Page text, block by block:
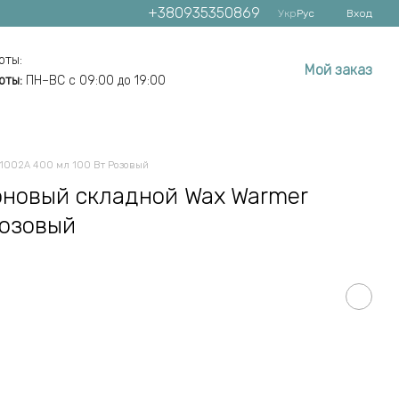
+380935350869 УкрРус Вход
ПН–ВС с 09:00 до 19:00
Мой заказ
400 мл 100 Вт Розовый
складной Wax Warmer